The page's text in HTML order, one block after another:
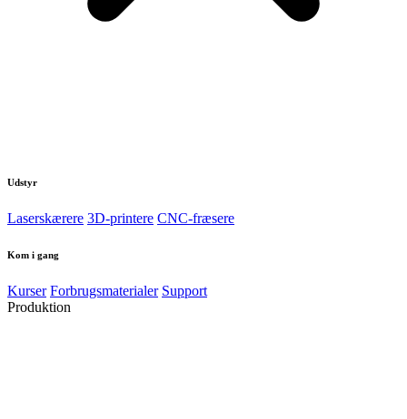
Udstyr
Laserskærere 3D-printere CNC-fræsere
Kom i gang
Kurser Forbrugsmaterialer Support
Produktion